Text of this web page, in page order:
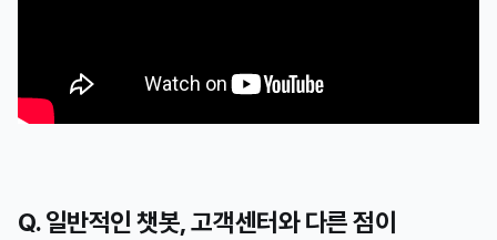
Q. 일반적인 챗봇, 고객센터와 다른 점이